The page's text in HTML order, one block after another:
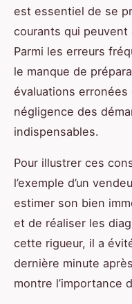
est essentiel de se
courants qui
Parmi les erreurs
le manque de
évaluations erronées
négligence des
indispensables.
Pour illustrer ces
l’exemple d’un
estimer son bien
et de réaliser les
cette rigueur, il a
dernière minute
montre l’importance